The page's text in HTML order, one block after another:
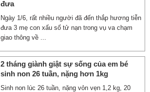
đưa
Ngày 1/6, rất nhiều người đã đến thắp hương tiễn
đưa 3 mẹ con xấu số tử nạn trong vụ va chạm
giao thông về ...
2 tháng giành giật sự sống của em bé
sinh non 26 tuần, nặng hơn 1kg
Sinh non lúc 26 tuần, nặng vỏn vẹn 1,2 kg, 20